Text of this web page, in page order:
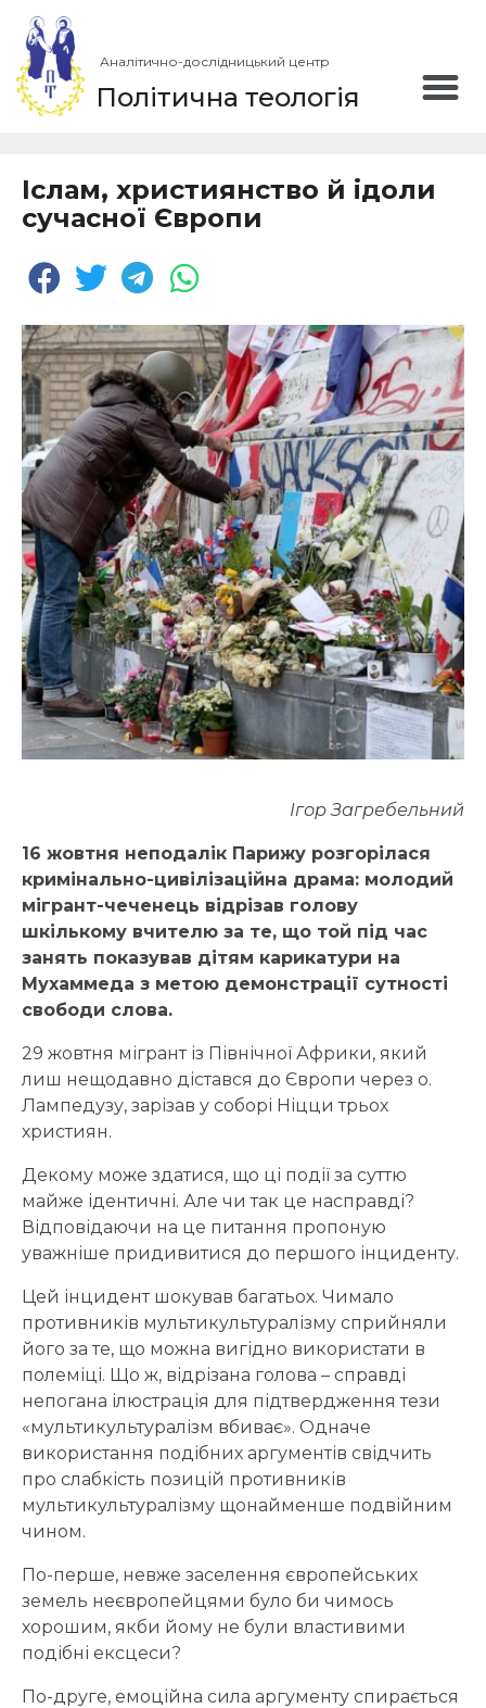
Аналітично-дослідницький центр
Політична теологія
Іслам, християнство й ідоли
сучасної Європи
Ігор Загребельний
16 жовтня неподалік Парижу розгорілася
кримінально-цивілізаційна драма: молодий
мігрант-чеченець відрізав голову
шкількому вчителю за те, що той під час
занять показував дітям карикатури на
Мухаммеда з метою демонстрації сутності
свободи слова.
29 жовтня мігрант із Північної Африки, який
лиш нещодавно дістався до Європи через о.
Лампедузу, зарізав у соборі Ніцци трьох
християн.
Декому може здатися, що ці події за суттю
майже ідентичні. Але чи так це насправді?
Відповідаючи на це питання пропоную
уважніше придивитися до першого інциденту.
Цей інцидент шокував багатьох. Чимало
противників мультикультуралізму сприйняли
його за те, що можна вигідно використати в
полеміці. Що ж, відрізана голова – справді
непогана ілюстрація для підтвердження тези
«мультикультуралізм вбиває». Одначе
використання подібних аргументів свідчить
про слабкість позицій противників
мультикультуралізму щонайменше подвійним
чином.
По-перше, невже заселення європейських
земель неєвропейцями було би чимось
хорошим, якби йому не були властивими
подібні ексцеси?
По-друге, емоційна сила аргументу спирається